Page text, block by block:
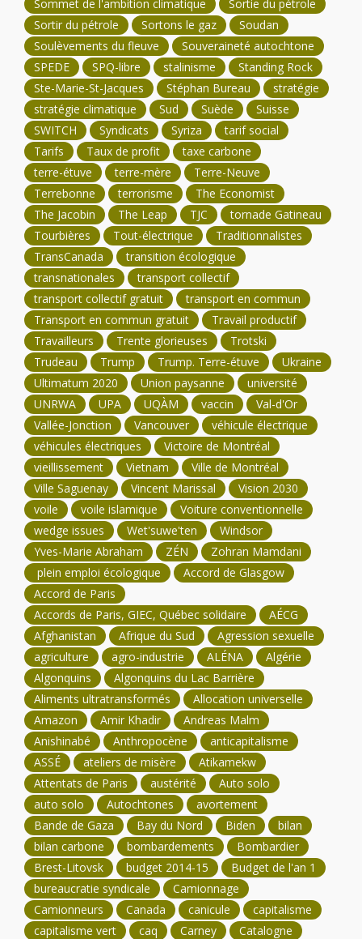
Sommet de l'ambition climatique
Sortie du pétrole
Sortir du pétrole
Sortons le gaz
Soudan
Soulèvements du fleuve
Souveraineté autochtone
SPEDE
SPQ-libre stalinisme
Standing Rock
Ste-Marie-St-Jacques
Stéphan Bureau
stratégie
stratégie climatique
Sud Suède
Suisse
SWITCH
Syndicats Syriza
tarif social
Tarifs
Taux de profit
taxe carbone
terre-étuve
terre-mère
Terre-Neuve
Terrebonne
terrorisme
The Economist
The Jacobin
The Leap TJC
tornade Gatineau
Tourbières
Tout-électrique
Traditionnalistes
TransCanada
transition écologique
transnationales
transport collectif
transport collectif gratuit
transport en commun
Transport en commun gratuit
Travail productif
Travailleurs
Trente glorieuses
Trotski
Trudeau
Trump Trump. Terre-étuve
Ukraine
Ultimatum 2020
Union paysanne
université
UNRWA
UPA UQÀM vaccin
Val-d'Or
Vallée-Jonction
Vancouver
véhicule électrique
véhicules électriques
Victoire de Montréal
vieillissement
Vietnam
Ville de Montréal
Ville Saguenay
Vincent Marissal
Vision 2030
voile
voile islamique
Voiture conventionnelle
wedge issues
Wet'suwe'ten
Windsor
Yves-Marie Abraham
ZÉN
Zohran Mamdani
plein emploi écologique
Accord de Glasgow
Accord de Paris
Accords de Paris, GIEC, Québec solidaire
AÉCG
Afghanistan
Afrique du Sud
Agression sexuelle
agriculture
agro-industrie ALÉNA
Algérie
Algonquins
Algonquins du Lac Barrière
Aliments ultratransformés
Allocation universelle
Amazon
Amir Khadir
Andreas Malm
Anishinabé
Anthropocène
anticapitalisme
ASSÉ
ateliers de misère
Atikamekw
Attentats de Paris
austérité
Auto solo
auto solo
Autochtones
avortement
Bande de Gaza
Bay du Nord Biden
bilan
bilan carbone
bombardements
Bombardier
Brest-Litovsk
budget 2014-15
Budget de l'an 1
bureaucratie syndicale
Camionnage
Camionneurs
Canada canicule
capitalisme
capitalisme vert
caq Carney
Catalogne